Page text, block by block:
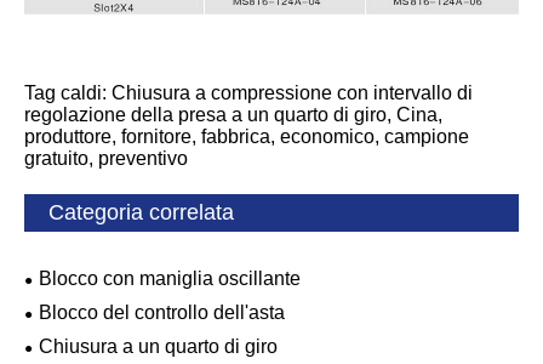
Tag caldi: Chiusura a compressione con intervallo di
regolazione della presa a un quarto di giro, Cina,
produttore, fornitore, fabbrica, economico, campione
gratuito, preventivo
Categoria correlata
Blocco con maniglia oscillante
Blocco del controllo dell'asta
Chiusura a un quarto di giro